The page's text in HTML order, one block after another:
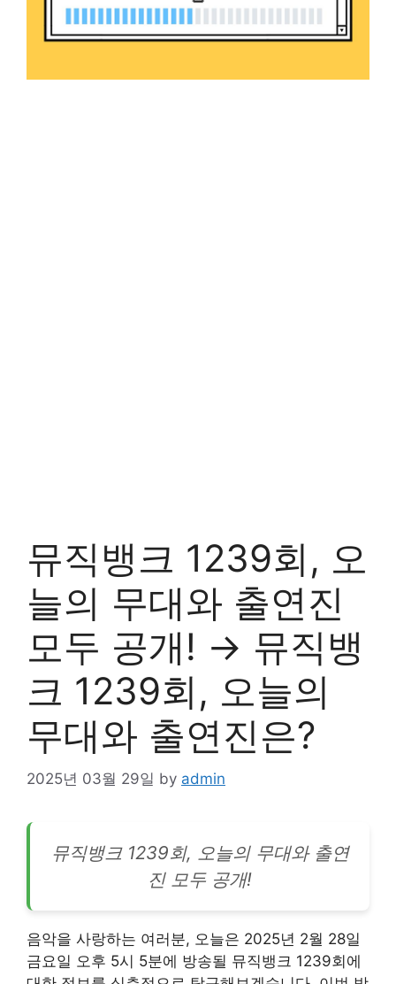
뮤직뱅크 1239회, 오
늘의 무대와 출연진
모두 공개! → 뮤직뱅
크 1239회, 오늘의
무대와 출연진은?
2025년 03월 29일 by admin
뮤직뱅크 1239회, 오늘의 무대와 출연
진 모두 공개!
음악을 사랑하는 여러분, 오늘은 2025년 2월 28일
금요일 오후 5시 5분에 방송될 뮤직뱅크 1239회에